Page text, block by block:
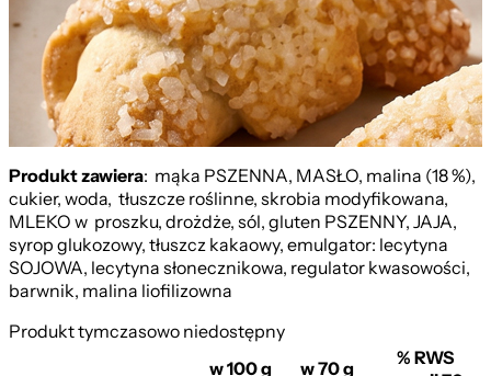
Produkt zawiera: mąka PSZENNA, MASŁO, malina (18 %),
cukier, woda, tłuszcze roślinne, skrobia modyfikowana,
MLEKO w proszku, drożdże, sól, gluten PSZENNY, JAJA,
syrop glukozowy, tłuszcz kakaowy, emulgator: lecytyna
SOJOWA, lecytyna słonecznikowa, regulator kwasowości,
barwnik, malina liofilizowna
Produkt tymczasowo niedostępny
w 100 g
w 70 g
% RWS